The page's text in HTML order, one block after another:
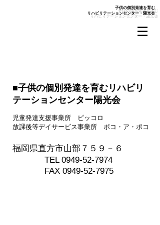
​子供の個別発達を育む
リハビリテーションセンター・陽光会
■子供の個別発達を育むリハビリ
テーションセンター陽光会
児童発達支援事業所 ピッコロ
放課後等デイサービス事業所 ポコ・ア・ポコ
福岡県直方市山部７５９－６
TEL 0949-52-7974
​ FAX 0949-52-7975